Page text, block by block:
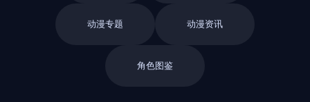
返回栏目
动漫专题 动漫资讯
角色图鉴